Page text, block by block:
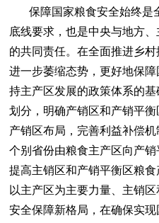
保障国家粮食安全始终是
底线要求，也是中央与地方
的共同责任。在全面推进乡
进一步萎缩态势，更好地保
持主产区发展的政策体系的
划分，明确产销区和产销平
产销区布局，完善利益补偿
个别省份由粮食主产区向产
提高主销区和产销平衡区粮食
以主产区为主要力量、主销
安全保障新格局，在确保实